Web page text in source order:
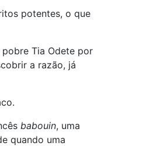
potentes, o que
Tia Odete por
a razão, já
babouin, uma
quando uma